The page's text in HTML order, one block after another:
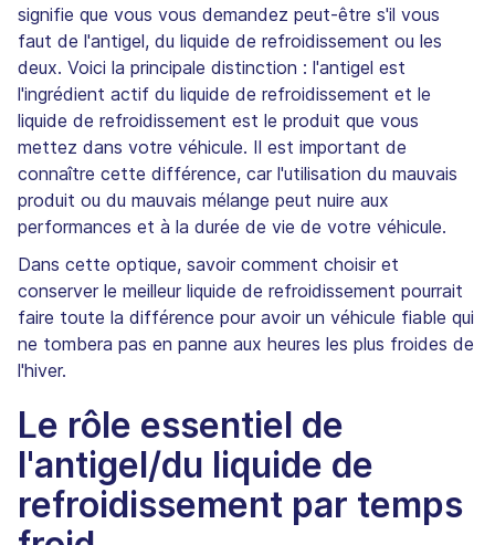
signifie que vous vous demandez peut-être s'il vous
faut de l'antigel, du liquide de refroidissement ou les
deux. Voici la principale distinction : l'antigel est
l'ingrédient actif du liquide de refroidissement et le
liquide de refroidissement est le produit que vous
mettez dans votre véhicule. Il est important de
connaître cette différence, car l'utilisation du mauvais
produit ou du mauvais mélange peut nuire aux
performances et à la durée de vie de votre véhicule.
Dans cette optique, savoir comment choisir et
conserver le meilleur liquide de refroidissement pourrait
faire toute la différence pour avoir un véhicule fiable qui
ne tombera pas en panne aux heures les plus froides de
l'hiver.
Le rôle essentiel de
l'antigel/du liquide de
refroidissement par temps